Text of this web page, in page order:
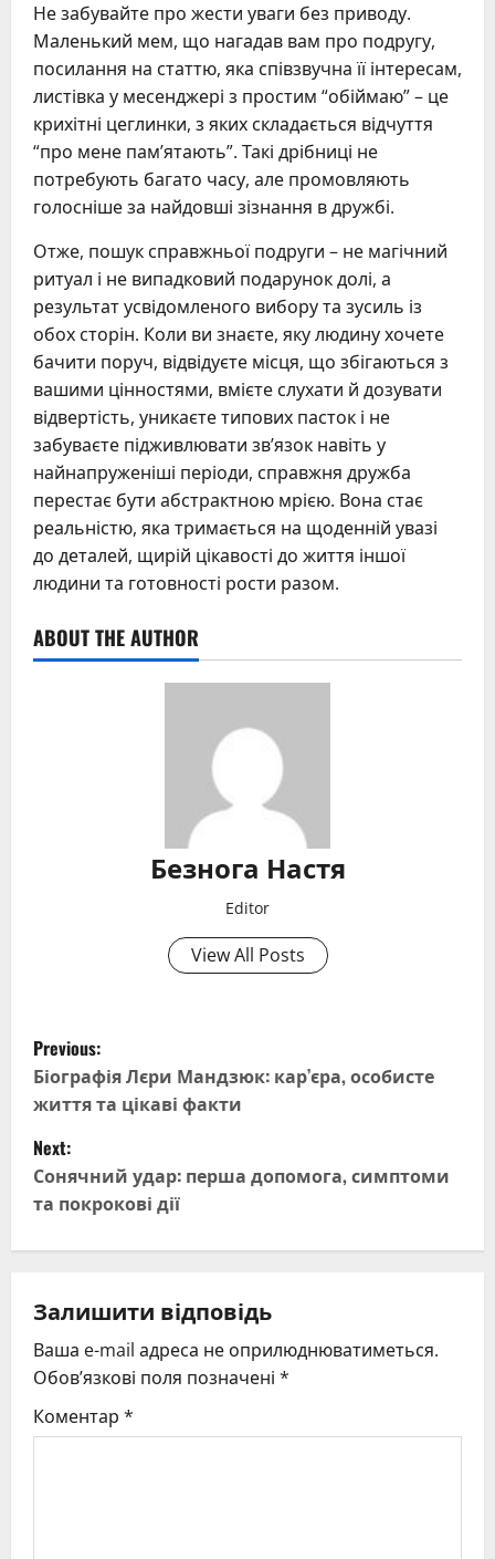
Не забувайте про жести уваги без приводу.
Маленький мем, що нагадав вам про подругу,
посилання на статтю, яка співзвучна її інтересам,
листівка у месенджері з простим “обіймаю” – це
крихітні цеглинки, з яких складається відчуття
“про мене пам’ятають”. Такі дрібниці не
потребують багато часу, але промовляють
голосніше за найдовші зізнання в дружбі.
Отже, пошук справжньої подруги – не магічний
ритуал і не випадковий подарунок долі, а
результат усвідомленого вибору та зусиль із
обох сторін. Коли ви знаєте, яку людину хочете
бачити поруч, відвідуєте місця, що збігаються з
вашими цінностями, вмієте слухати й дозувати
відвертість, уникаєте типових пасток і не
забуваєте підживлювати зв’язок навіть у
найнапруженіші періоди, справжня дружба
перестає бути абстрактною мрією. Вона стає
реальністю, яка тримається на щоденній увазі
до деталей, щирій цікавості до життя іншої
людини та готовності рости разом.
ABOUT THE AUTHOR
Безнога Настя
Editor
View All Posts
P
o
s
t
n
v
i
g
Previous:
Біографія Лєри Мандзюк: кар’єра, особисте
життя та цікаві факти
Next:
Сонячний удар: перша допомога, симптоми
та покрокові дії
Залишити відповідь
Ваша e-mail адреса не оприлюднюватиметься.
Обов’язкові поля позначені *
Коментар *